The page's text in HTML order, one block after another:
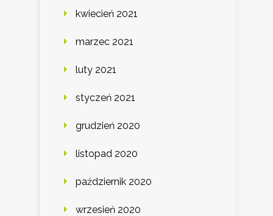
kwiecień 2021
marzec 2021
luty 2021
styczeń 2021
grudzień 2020
listopad 2020
październik 2020
wrzesień 2020